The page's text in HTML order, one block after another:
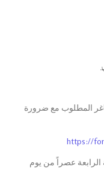
المطلوب مع ضرورة
https://
الرابعة عصراً من يوم